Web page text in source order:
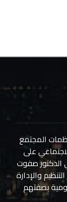
المجتمع
على
الدكتور صفوت
والإدارة
بصفتهم